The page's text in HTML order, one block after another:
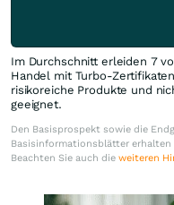
Im Durchschnitt erleiden 7
Handel mit Turbo-
risikoreiche Produkte und
geeignet.
Den Basisprospekt sowie die
Basisinformationsblätter erhalten
Beachten Sie auch die weiteren